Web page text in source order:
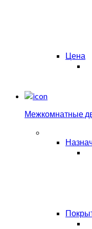
Цена
Межкомнатные